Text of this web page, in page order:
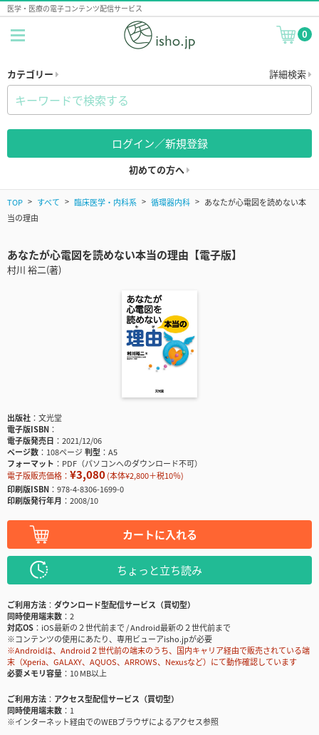
医学・医療の電子コンテンツ配信サービス
0
カテゴリー 詳細検索
ログイン／新規登録
初めての方へ
TOP すべて 臨床医学・内科系 循環器内科
あなたが心電図を読めない本
当の理由
あなたが心電図を読めない本当の理由【電子版】
村川 裕二(著)
出版社
文光堂
電子版ISBN
電子版発売日
2021/12/06
ページ数
108ページ判型
A5
フォーマット
PDF（パソコンへのダウンロード不可）
電子版販売価格： ¥3,080(本体¥2,800＋税10％)
印刷版ISBN
978-4-8306-1699-0
印刷版発行年月
2008/10
カートに入れる
ちょっと立ち読み
ご利用方法
ダウンロード型配信サービス（買切型）
同時使用端末数
2
対応OS
iOS最新の２世代前まで / Android最新の２世代前まで
※コンテンツの使用にあたり、専用ビューアisho.jpが必要
※Androidは、Android２世代前の端末のうち、国内キャリア経由で販売されている端
末（Xperia、GALAXY、AQUOS、ARROWS、Nexusなど）にて動作確認しています
必要メモリ容量
10 MB以上
ご利用方法
アクセス型配信サービス（買切型）
同時使用端末数
1
※インターネット経由でのWEBブラウザによるアクセス参照